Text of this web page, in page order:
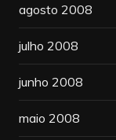
agosto 2008
julho 2008
junho 2008
maio 2008